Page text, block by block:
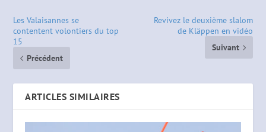
Les Valaisannes se
contentent volontiers du top
15
Précédent
Revivez le deuxième slalom
de Kläppen en vidéo
Suivant
ARTICLES SIMILAIRES